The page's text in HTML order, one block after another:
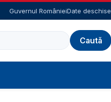
Guvernul RomânieiDate deschise